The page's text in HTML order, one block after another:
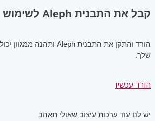
קבל את התבנית Aleph לשימוש
הורד והתקן את התבנית Aleph ותהנה ממגוון
שלך.
הורד עכשיו
יש לנו עוד ערכות עיצוב שאולי תאהב